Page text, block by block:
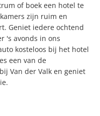
of boek een hotel te
zijn ruim en
Geniet iedere ochtend
's avonds in ons
kosteloos bij het hotel
een van de
Van der Valk en geniet